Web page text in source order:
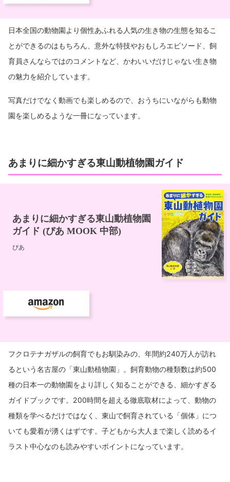
日本全国の動物園より個性あふれる人気の生き物の生態を知るこ
とができるのはもちろん、意外な特技やおもしろエビソード、飼
育員さんならではのコメントなど、かわいいだけじゃない生き物
の魅力を紹介しています。
写真だけでなく動画でも楽しめるので、おうちにいながらも動物
園を楽しめるような一冊になっています。
あまりに細かすぎる東山動植物園ガイド
フクロテナガザルの飼育でもお馴染みの、年間約240万人が訪れ
るという名古屋の「東山動植物園」。飼育動物の種類数は約500
種の日本一の動物園をより詳しく知ることができる、細かすぎる
ガイドブックです。200時間を超える徹底取材によって、動物の
種類を学べるだけではなく、東山で飼育されている「個体」につ
いても愛着が湧くはずです。子どもから大人まで楽しく読めるイ
ラスト中心なのも読みやすいポイントになっています。